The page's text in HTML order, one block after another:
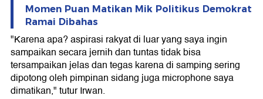
Momen Puan Matikan Mik Politikus Demokrat
Ramai Dibahas
"Karena apa? aspirasi rakyat di luar yang saya ingin
sampaikan secara jernih dan tuntas tidak bisa
tersampaikan jelas dan tegas karena di samping sering
dipotong oleh pimpinan sidang juga microphone saya
dimatikan," tutur Irwan.